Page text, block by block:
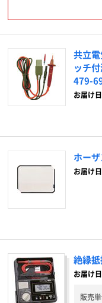
共立
ッチ
479-
お届け日
ホーザ
お届け日
絶縁抵
お届け日
販売